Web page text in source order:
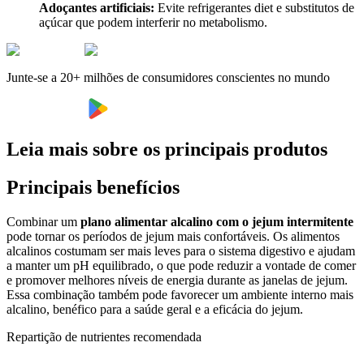
Adoçantes artificiais: Evite refrigerantes diet e substitutos de
açúcar que podem interferir no metabolismo.
Junte-se a 20+ milhões de consumidores conscientes no mundo
Leia mais sobre os principais produtos
Principais benefícios
Combinar um plano alimentar alcalino com o jejum intermitente
pode tornar os períodos de jejum mais confortáveis. Os alimentos
alcalinos costumam ser mais leves para o sistema digestivo e ajudam
a manter um pH equilibrado, o que pode reduzir a vontade de comer
e promover melhores níveis de energia durante as janelas de jejum.
Essa combinação também pode favorecer um ambiente interno mais
alcalino, benéfico para a saúde geral e a eficácia do jejum.
Repartição de nutrientes recomendada